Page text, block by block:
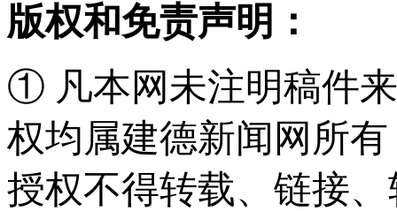
版权和免责声明：
① 凡本网未注明稿件
权均属建德新闻网所
授权不得转载、链接